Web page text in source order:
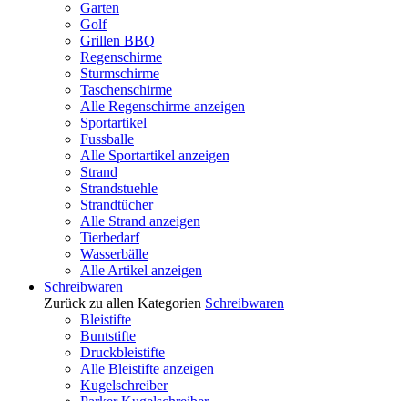
Garten
Golf
Grillen BBQ
Regenschirme
Sturmschirme
Taschenschirme
Alle Regenschirme anzeigen
Sportartikel
Fussballe
Alle Sportartikel anzeigen
Strand
Strandstuehle
Strandtücher
Alle Strand anzeigen
Tierbedarf
Wasserbälle
Alle Artikel anzeigen
Schreibwaren
Zurück zu allen Kategorien Schreibwaren
Bleistifte
Buntstifte
Druckbleistifte
Alle Bleistifte anzeigen
Kugelschreiber